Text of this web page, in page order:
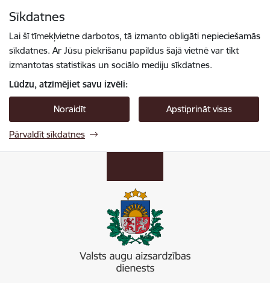
Sīkdatnes
Lai šī tīmekļvietne darbotos, tā izmanto obligāti nepieciešamās
sīkdatnes. Ar Jūsu piekrišanu papildus šajā vietnē var tikt
izmantotas statistikas un sociālo mediju sīkdatnes.
Lūdzu, atzīmējiet savu izvēli:
Noraidīt Apstiprināt visas
Pārvaldīt sīkdatnes